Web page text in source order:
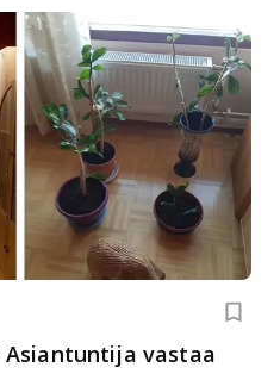
Asiantuntija vastaa